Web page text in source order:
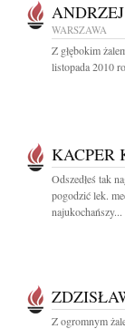
WARSZAWA
Z głębokim
listopada 2010
KACPER
Odszedłeś tak
pogodzić lek.
najukochańszy...
Z ogromnym